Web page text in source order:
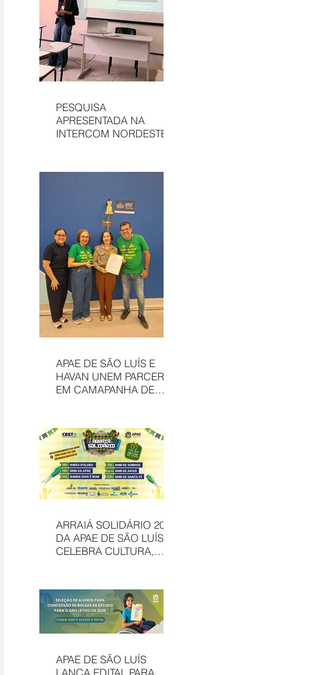
PESQUISA
APRESENTADA NA
INTERCOM NORDESTE
APAE DE SÃO LUÍS
APAE DE SÃO LUÍS E
HAVAN UNEM PARCERIA
EM CAMAPANHA DE
ARRAIÁ SOLIDÁRIO 2026
DA APAE DE SÃO LUÍS
CELEBRA CULTURA,
MAIS UMA EDIÇÃO
JUNINA
APAE DE SÃO LUÍS